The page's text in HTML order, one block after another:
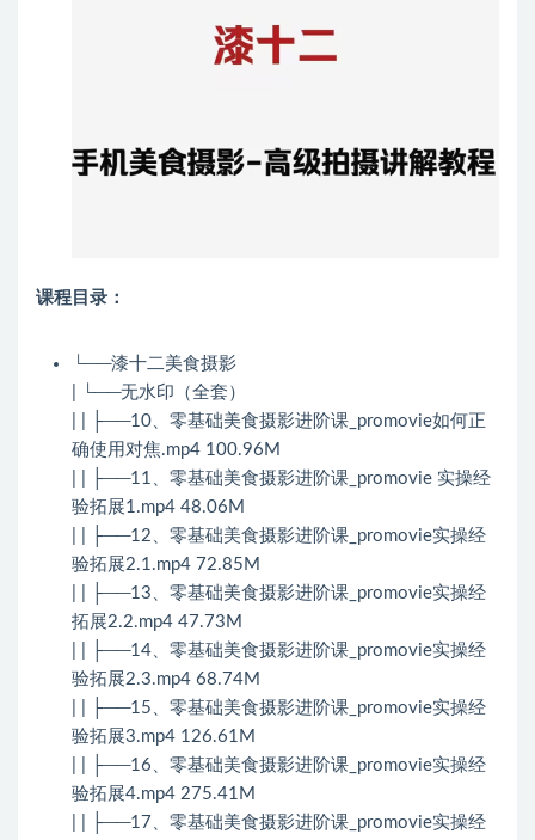
课程目录：
└──漆十二美食摄影
| └──无水印（全套）
| | ├──10、零基础美食摄影进阶课_promovie如何正
确使用对焦.mp4 100.96M
| | ├──11、零基础美食摄影进阶课_promovie 实操经
验拓展1.mp4 48.06M
| | ├──12、零基础美食摄影进阶课_promovie实操经
验拓展2.1.mp4 72.85M
| | ├──13、零基础美食摄影进阶课_promovie实操经
拓展2.2.mp4 47.73M
| | ├──14、零基础美食摄影进阶课_promovie实操经
验拓展2.3.mp4 68.74M
| | ├──15、零基础美食摄影进阶课_promovie实操经
验拓展3.mp4 126.61M
| | ├──16、零基础美食摄影进阶课_promovie实操经
验拓展4.mp4 275.41M
| | ├──17、零基础美食摄影进阶课_promovie实操经